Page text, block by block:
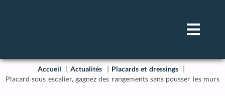
Accueil Actualités
Placards et dressings
Placard sous escalier, gagnez des rangements sans pousser les murs